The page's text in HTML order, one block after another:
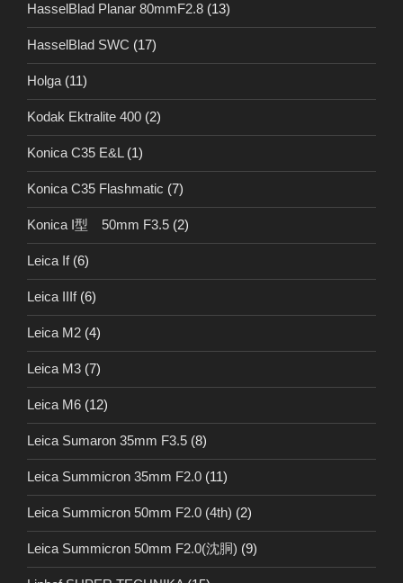
HasselBlad Planar 80mmF2.8 (13)
HasselBlad SWC (17)
Holga (11)
Kodak Ektralite 400 (2)
Konica C35 E&L (1)
Konica C35 Flashmatic (7)
Konica I型 50mm F3.5 (2)
Leica If(6)
Leica IIIf(6)
Leica M2 (4)
Leica M3 (7)
Leica M6 (12)
Leica Sumaron 35mm F3.5 (8)
Leica Summicron 35mm F2.0 (11)
Leica Summicron 50mm F2.0 (4th) (2)
Leica Summicron 50mm F2.0(沈胴) (9)